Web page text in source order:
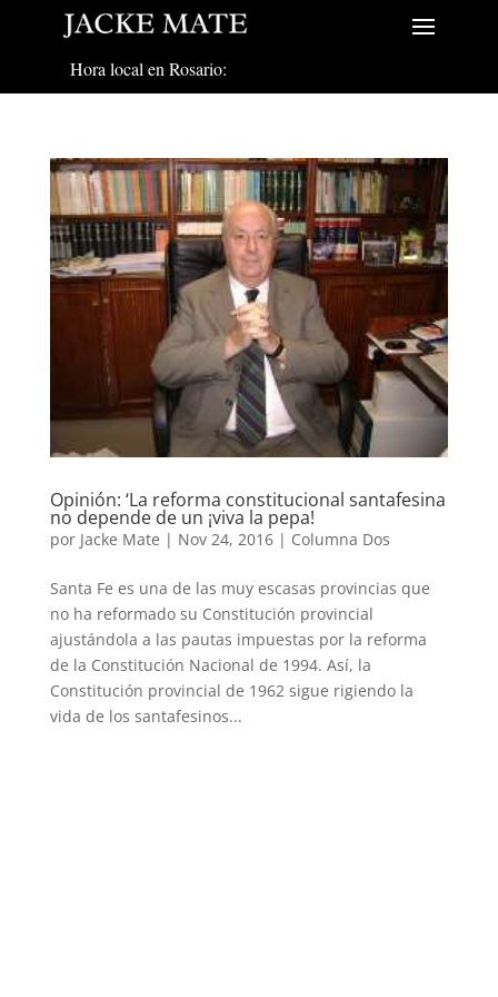
Hora local en Rosario:
Opinión: ‘La reforma constitucional santafesina
no depende de un ¡viva la pepa!
por Jacke Mate | Nov 24, 2016| Columna Dos
Santa Fe es una de las muy escasas provincias que
no ha reformado su Constitución provincial
ajustándola a las pautas impuestas por la reforma
de la Constitución Nacional de 1994. Así, la
Constitución provincial de 1962 sigue rigiendo la
vida de los santafesinos...